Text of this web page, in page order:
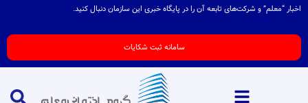
اخبار “معلم” و شرکت‌های تابعه آن را در پایگاه خبری این سازمان دنبال کنید.
سامانه ثبت شکایات